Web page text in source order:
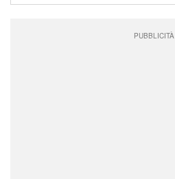
PUBBLICITÀ